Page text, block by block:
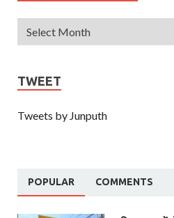
TWEET
Tweets by Junputh
POPULAR COMMENTS